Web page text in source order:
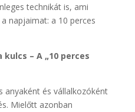
technikát is, ami
napjaimat: a 10 perces
– A „10 perces
anyaként és vállalkozóként
Mielőtt azonban